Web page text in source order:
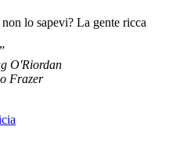
lo sapevi? La gente ricca
O'Riordan
Frazer